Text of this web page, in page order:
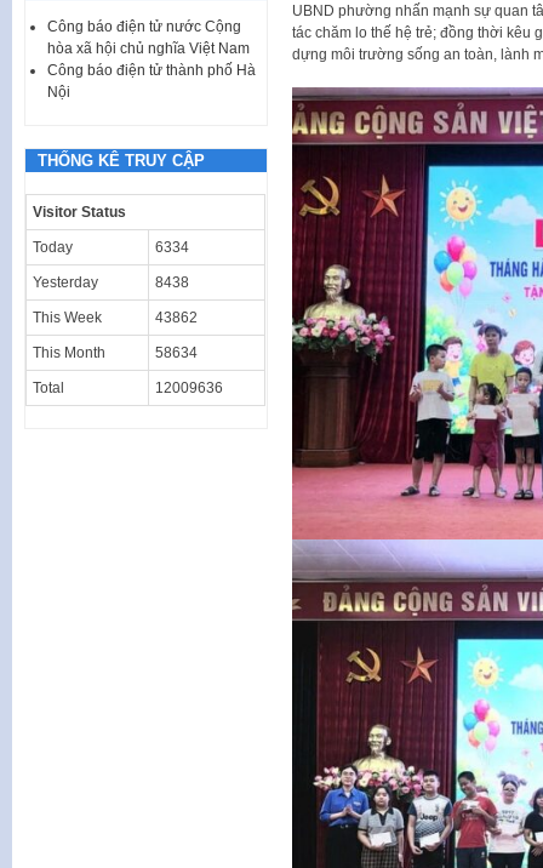
UBND phường nhấn mạnh sự quan
tác chăm lo thế hệ trẻ; đồng thời kêu
dựng môi trường sống an toàn, lành
Công báo điện tử nước Cộng
hòa xã hội chủ nghĩa Việt Nam
Công báo điện tử thành phố Hà
Nội
THỐNG KÊ TRUY CẬP
Visitor Status
Today 6334
Yesterday 8438
This Week 43862
This Month 58634
Total 12009636